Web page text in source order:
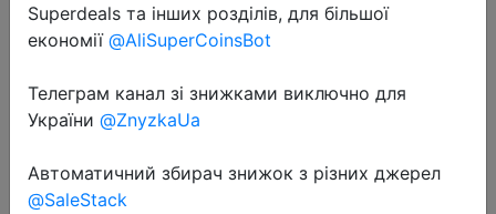
SCVCN Photochromic Sunglasses
for Men Cycling Glasses Mountain
Bike Road Bicycle Eyewear Pock
Cycle Goggles UV400 Polarized
Superdeals та інших розділів, для більшої
економії @AliSuperCoinsBot
Телеграм канал зі знижками виключно для
України @ZnyzkaUa
Автоматичний збирач знижок з різних джерел
@SaleStack